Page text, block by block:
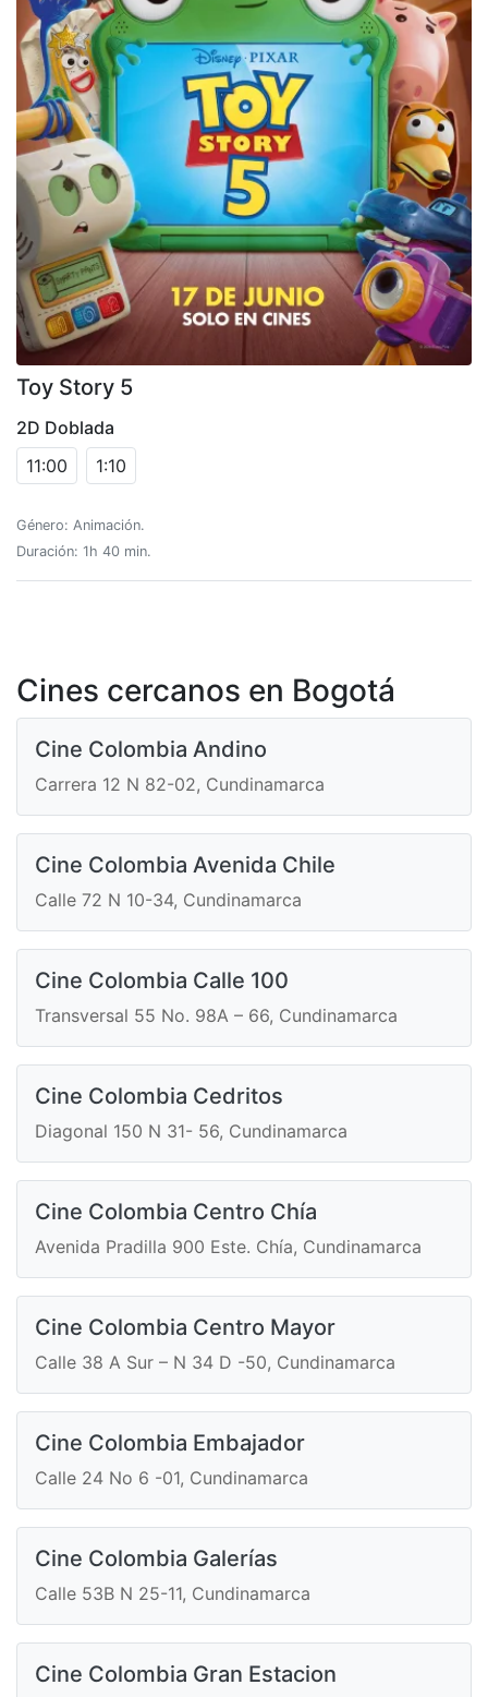
Toy Story 5
2D Doblada
11:00
1:10
Género: Animación.
Duración: 1h 40 min.
Cines cercanos en Bogotá
Cine Colombia Andino
Carrera 12 N 82-02, Cundinamarca
Cine Colombia Avenida Chile
Calle 72 N 10-34, Cundinamarca
Cine Colombia Calle 100
Transversal 55 No. 98A – 66, Cundinamarca
Cine Colombia Cedritos
Diagonal 150 N 31- 56, Cundinamarca
Cine Colombia Centro Chía
Avenida Pradilla 900 Este. Chía, Cundinamarca
Cine Colombia Centro Mayor
Calle 38 A Sur – N 34 D -50, Cundinamarca
Cine Colombia Embajador
Calle 24 No 6 -01, Cundinamarca
Cine Colombia Galerías
Calle 53B N 25-11, Cundinamarca
Cine Colombia Gran Estacion